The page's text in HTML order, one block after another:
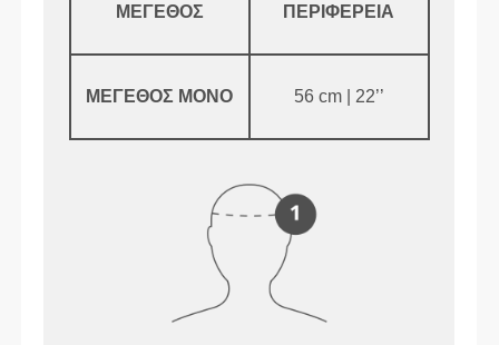
ΜΈΓΕΘΟΣ ΠΕΡΙΦΈΡΕΙΑ
ΜΈΓΕΘΟΣ ΜΟΝΌ 56 cm | 22’’